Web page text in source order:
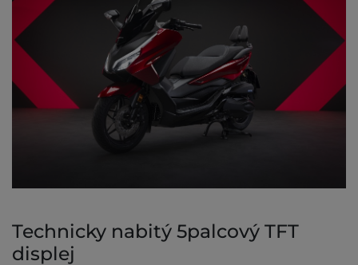
Technicky nabitý 5palcový TFT
displej